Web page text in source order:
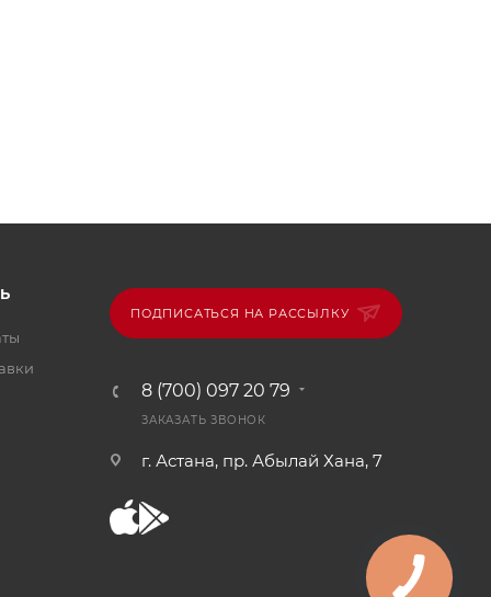
ПОДПИСАТЬСЯ НА РАССЫЛКУ
8 (700) 097 20 79
ЗАКАЗАТЬ ЗВОНОК
г. Астана, пр. Абылай Хана, 7